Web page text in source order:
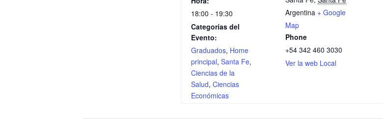
18:00 - 19:30
Categorías del
Evento:
Graduados, Home
principal, Santa Fe,
Ciencias de la
Salud, Ciencias
Económicas
Argentina + Google
Map
Phone
+54 342 460 3030
Ver la web Local